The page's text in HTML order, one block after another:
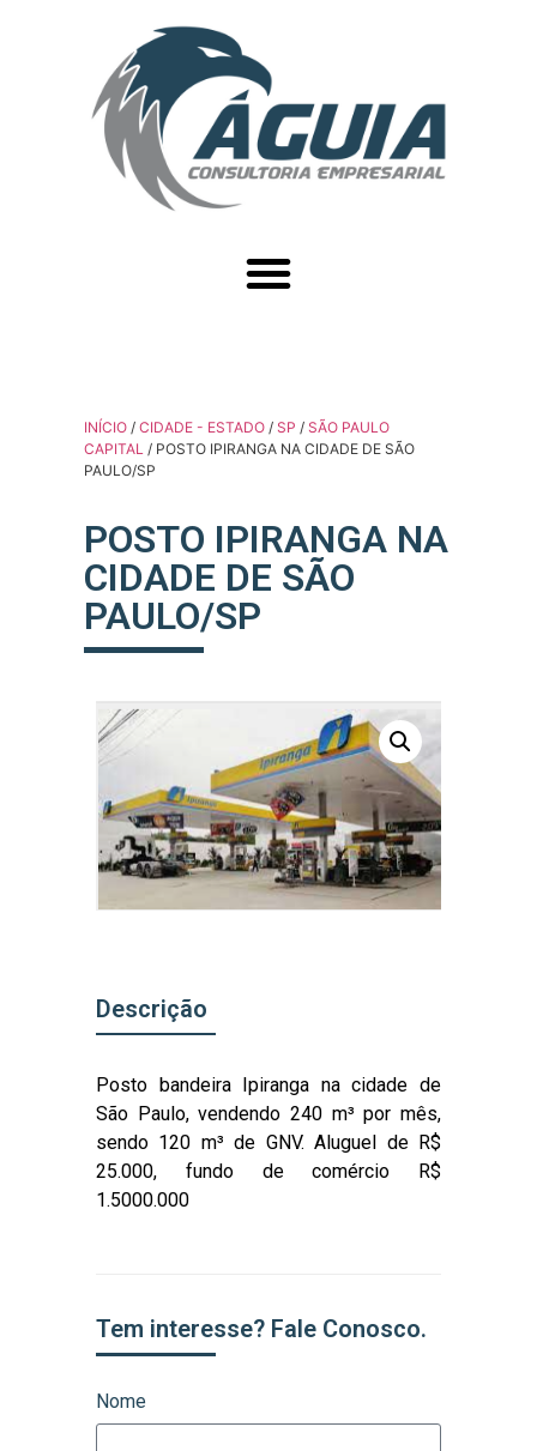
INÍCIO / CIDADE - ESTADO / SP / SÃO PAULO
CAPITAL / POSTO IPIRANGA NA CIDADE DE SÃO
PAULO/SP
POSTO IPIRANGA NA
CIDADE DE SÃO
PAULO/SP
Descrição
Posto bandeira Ipiranga na cidade de
São Paulo, vendendo 240 m³ por mês,
sendo 120 m³ de GNV. Aluguel de R$
25.000, fundo de comércio R$
1.5000.000
Tem interesse? Fale Conosco.
Nome